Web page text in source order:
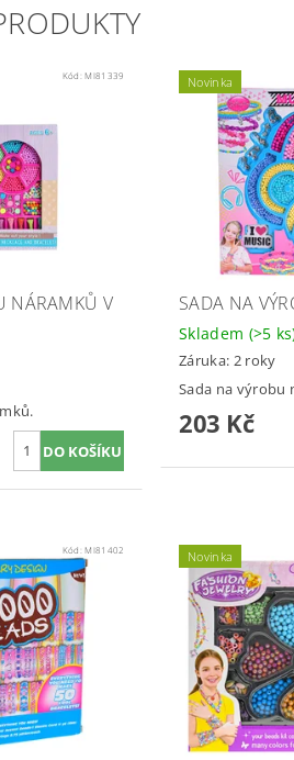
Kód:MI81339
NÁRAMKŮ V
Novinka
SADA NA
Skladem (>5
Záruka: 2 roky
Sada na výrobu
203 Kč
Kód:MI81402 Novinka